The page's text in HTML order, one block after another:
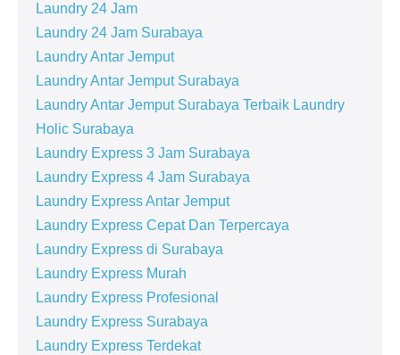
Laundry 24 Jam
Laundry 24 Jam Surabaya
Laundry Antar Jemput
Laundry Antar Jemput Surabaya
Laundry Antar Jemput Surabaya Terbaik Laundry
Holic Surabaya
Laundry Express 3 Jam Surabaya
Laundry Express 4 Jam Surabaya
Laundry Express Antar Jemput
Laundry Express Cepat Dan Terpercaya
Laundry Express di Surabaya
Laundry Express Murah
Laundry Express Profesional
Laundry Express Surabaya
Laundry Express Terdekat